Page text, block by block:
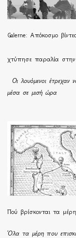
Galerne: Απόκοσμο
χτύπησε παραλία στην
Οι λουόμενοι
μέσα σε μισή ώρα
Πού βρίσκονται τα
Όλα τα μέρη που